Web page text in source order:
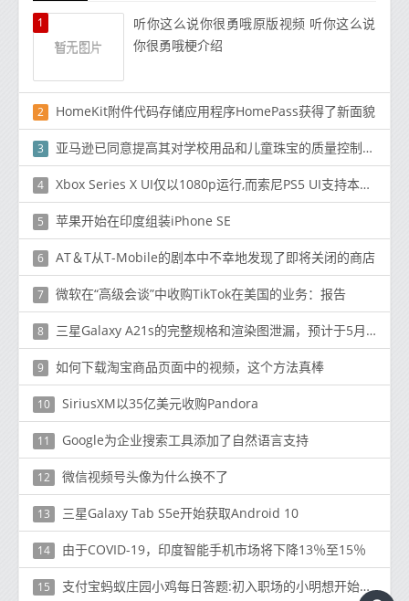
1
听你这么说你很勇哦原版视频 听你这么说
你很勇哦梗介绍
2 HomeKit附件代码存储应用程序HomePass获得了新面貌
3 亚马逊已同意提高其对学校用品和儿童珠宝的质量控制标准
4 Xbox Series X UI仅以1080p运行,而索尼PS5 UI支持本机4K和HDR
5 苹果开始在印度组装iPhone SE
6 AT＆T从T-Mobile的剧本中不幸地发现了即将关闭的商店
7 微软在“高级会谈”中收购TikTok在美国的业务：报告
8 三星Galaxy A21s的完整规格和渲染图泄漏，预计于5月底推出
9 如何下载淘宝商品页面中的视频，这个方法真棒
10 SiriusXM以35亿美元收购Pandora
11 Google为企业搜索工具添加了自然语言支持
12 微信视频号头像为什么换不了
13 三星Galaxy Tab S5e开始获取Android 10
14 由于COVID-19，印度智能手机市场将下降13％至15％
15 支付宝蚂蚁庄园小鸡每日答题:初入职场的小明想开始对工资理财